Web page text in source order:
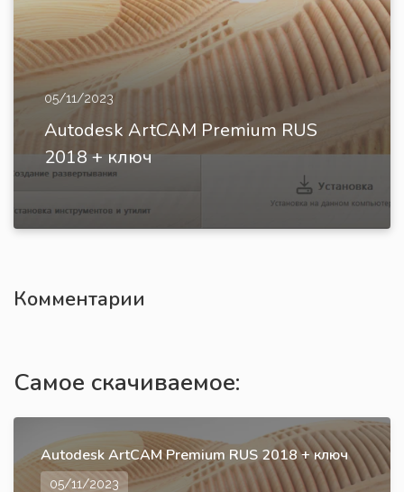
05/11/2023
Autodesk ArtCAM Premium RUS
2018 + ключ
Комментарии
Самое скачиваемое:
Autodesk ArtCAM Premium RUS 2018 + ключ
05/11/2023